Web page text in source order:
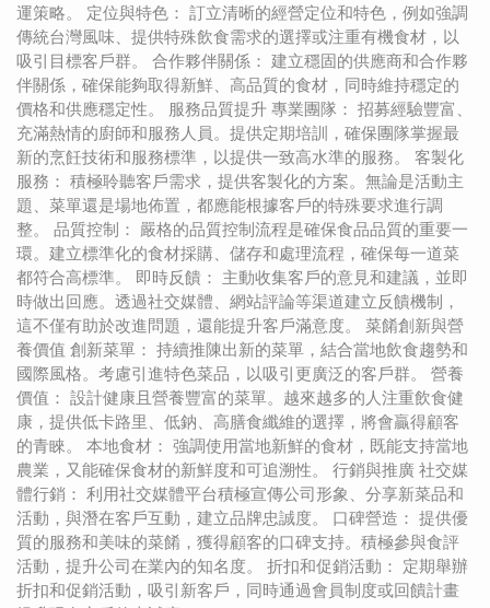
運策略。 定位與特色： 訂立清晰的經營定位和特色，例如強調
傳統台灣風味、提供特殊飲食需求的選擇或注重有機食材，以
吸引目標客戶群。 合作夥伴關係： 建立穩固的供應商和合作夥
伴關係，確保能夠取得新鮮、高品質的食材，同時維持穩定的
價格和供應穩定性。 服務品質提升 專業團隊： 招募經驗豐富、
充滿熱情的廚師和服務人員。提供定期培訓，確保團隊掌握最
新的烹飪技術和服務標準，以提供一致高水準的服務。 客製化
服務： 積極聆聽客戶需求，提供客製化的方案。無論是活動主
題、菜單還是場地佈置，都應能根據客戶的特殊要求進行調
整。 品質控制： 嚴格的品質控制流程是確保食品品質的重要一
環。建立標準化的食材採購、儲存和處理流程，確保每一道菜
都符合高標準。 即時反饋： 主動收集客戶的意見和建議，並即
時做出回應。透過社交媒體、網站評論等渠道建立反饋機制，
這不僅有助於改進問題，還能提升客戶滿意度。 菜餚創新與營
養價值 創新菜單： 持續推陳出新的菜單，結合當地飲食趨勢和
國際風格。考慮引進特色菜品，以吸引更廣泛的客戶群。 營養
價值： 設計健康且營養豐富的菜單。越來越多的人注重飲食健
康，提供低卡路里、低鈉、高膳食纖維的選擇，將會贏得顧客
的青睞。 本地食材： 強調使用當地新鮮的食材，既能支持當地
農業，又能確保食材的新鮮度和可追溯性。 行銷與推廣 社交媒
體行銷： 利用社交媒體平台積極宣傳公司形象、分享新菜品和
活動，與潛在客戶互動，建立品牌忠誠度。 口碑營造： 提供優
質的服務和美味的菜餚，獲得顧客的口碑支持。積極參與食評
活動，提升公司在業內的知名度。 折扣和促銷活動： 定期舉辦
折扣和促銷活動，吸引新客戶，同時通過會員制度或回饋計畫